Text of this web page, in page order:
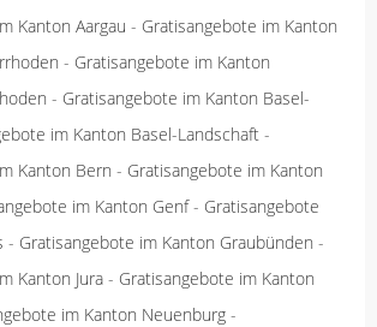
Kanton Aargau - Gratisangebote im Kanton
- Gratisangebote im Kanton
- Gratisangebote im Kanton Basel-
im Kanton Basel-Landschaft -
Kanton Bern - Gratisangebote im Kanton
im Kanton Genf- Gratisangebote
- Gratisangebote im Kanton Graubünden -
Kanton Jura - Gratisangebote im Kanton
im Kanton Neuenburg -